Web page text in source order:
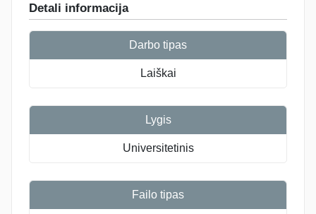
Detali informacija
Darbo tipas
Laiškai
Lygis
Universitetinis
Failo tipas